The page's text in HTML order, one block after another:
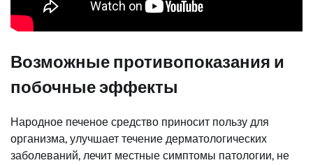
Возможные противопоказания и
побочные эффекты
Народное печеное средство приносит пользу для
организма, улучшает течение дерматологических
заболеваний, лечит местные симптомы патологии, не